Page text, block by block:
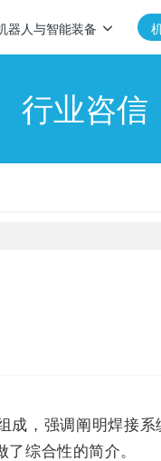
器人与智能装备
行业咨信
成，强调阐明焊接
了综合性的简介。